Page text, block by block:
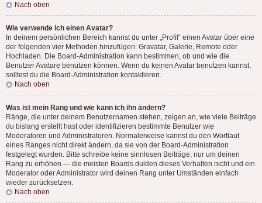
Nach oben
Wie verwende ich einen Avatar?
In deinem persönlichen Bereich kannst du unter „Profil“ einen Avatar über eine
der folgenden vier Methoden hinzufügen: Gravatar, Galerie, Remote oder
Hochladen. Die Board-Administration kann bestimmen, ob und wie die
Benutzer Avatare benutzen können. Wenn du keinen Avatar benutzen kannst,
solltest du die Board-Administration kontaktieren.
Nach oben
Was ist mein Rang und wie kann ich ihn ändern?
Ränge, die unter deinem Benutzernamen stehen, zeigen an, wie viele Beiträge
du bislang erstellt hast oder identifizieren bestimmte Benutzer wie
Moderatoren und Administratoren. Normalerweise kannst du den Wortlaut
eines Ranges nicht direkt ändern, da sie von der Board-Administration
festgelegt wurden. Bitte schreibe keine sinnlosen Beiträge, nur um deinen
Rang zu erhöhen — die meisten Boards dulden dieses Verhalten nicht und ein
Moderator oder Administrator wird deinen Rang unter Umständen einfach
wieder zurücksetzen.
Nach oben